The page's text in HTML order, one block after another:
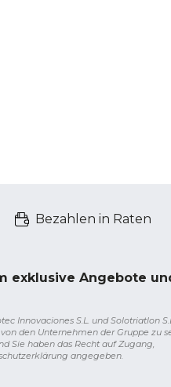
Bezahlen in Raten
exklusive Angebote
Innovaciones S.L. und Solotriatlon
den Unternehmen der Gruppe zu
Sie haben das Recht auf Zugang,
angegeben.